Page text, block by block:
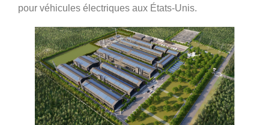
pour véhicules électriques aux États-Unis.